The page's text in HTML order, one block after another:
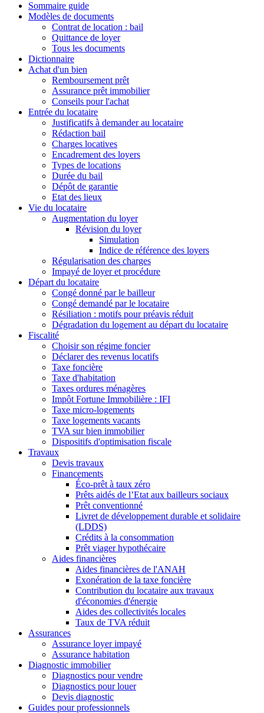
Sommaire guide
Modèles de documents
Contrat de location : bail
Quittance de loyer
Tous les documents
Dictionnaire
Achat d'un bien
Remboursement prêt
Assurance prêt immobilier
Conseils pour l'achat
Entrée du locataire
Justificatifs à demander au locataire
Rédaction bail
Charges locatives
Encadrement des loyers
Types de locations
Durée du bail
Dépôt de garantie
Etat des lieux
Vie du locataire
Augmentation du loyer
Révision du loyer
Simulation
Indice de référence des loyers
Régularisation des charges
Impayé de loyer et procédure
Départ du locataire
Congé donné par le bailleur
Congé demandé par le locataire
Résiliation : motifs pour préavis réduit
Dégradation du logement au départ du locataire
Fiscalité
Choisir son régime foncier
Déclarer des revenus locatifs
Taxe foncière
Taxe d'habitation
Taxes ordures ménagères
Impôt Fortune Immobilière : IFI
Taxe micro-logements
Taxe logements vacants
TVA sur bien immobilier
Dispositifs d'optimisation fiscale
Travaux
Devis travaux
Financements
Éco-prêt à taux zéro
Prêts aidés de l’Etat aux bailleurs sociaux
Prêt conventionné
Livret de développement durable et solidaire
(LDDS)
Crédits à la consommation
Prêt viager hypothécaire
Aides financières
Aides financières de l'ANAH
Exonération de la taxe foncière
Contribution du locataire aux travaux
d'économies d'énergie
Aides des collectivités locales
Taux de TVA réduit
Assurances
Assurance loyer impayé
Assurance habitation
Diagnostic immobilier
Diagnostics pour vendre
Diagnostics pour louer
Devis diagnostic
Guides pour professionnels